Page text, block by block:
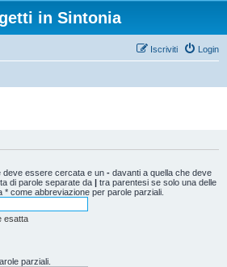
in Sintonia
Login
Iscriviti
deve essere cercata e un - davanti a quella che deve
di parole separate da | tra parentesi se solo una delle
come abbreviazione per parole parziali.
esatta
parziali.